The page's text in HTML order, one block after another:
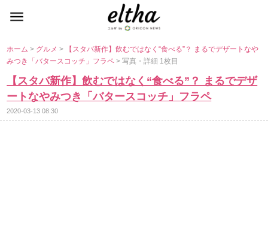
ホーム> グルメ>
【スタバ新作】飲むではなく“食べる”？ まるでデザートな
みつき「バタースコッチ」フラペ> 写真・詳細 1枚目
【スタバ新作】飲むではなく“食べる”？ まるでデザ
ートなやみつき「バタースコッチ」フラペ
2020-03-13 08:30